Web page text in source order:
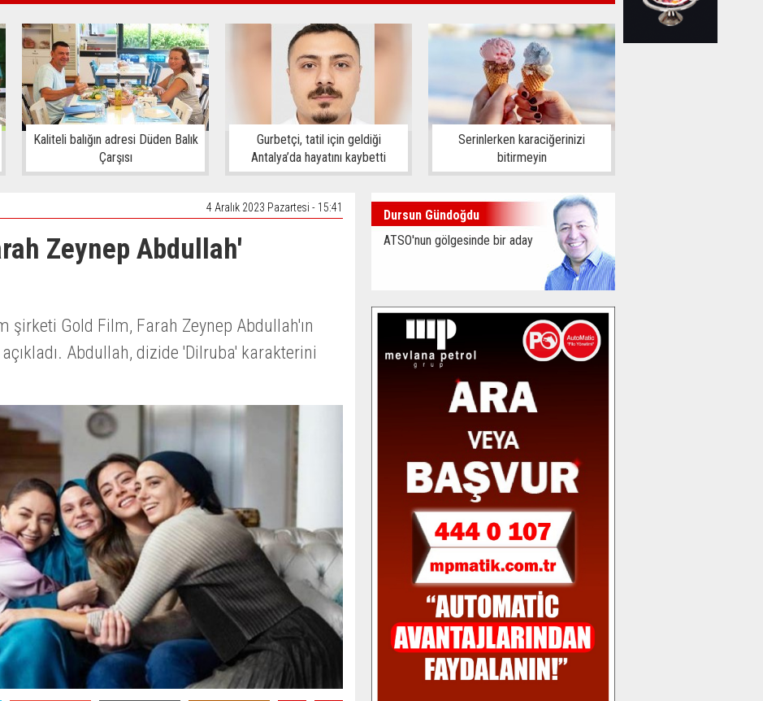
SAĞLIK EKONOMİ DÜNYA
Kaliteli balığın adresi Düden Balık
Çarşısı
Gurbetçi, tatil için geldiği
Antalya’da hayatını kaybetti
Serinlerken karaciğerinizi
bitirmeyin
4 Aralık 2023 Pazartesi - 15:41
Zeynep Abdullah'
şirketi Gold Film, Farah Zeynep Abdullah'ın
Abdullah, dizide 'Dilruba' karakterini
Dursun Gündoğdu
ATSO'nun gölgesinde bir aday